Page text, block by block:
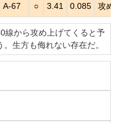
A-67 ○ 3.41 0.085 攻め
線から攻め上げてくると予
生方も侮れない存在だ。